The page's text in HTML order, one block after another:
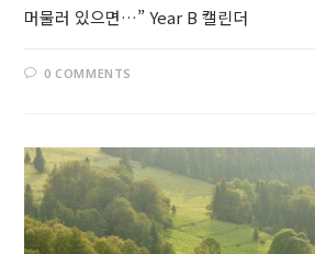
머물러 있으면…” Year B 캘린더
0 COMMENTS